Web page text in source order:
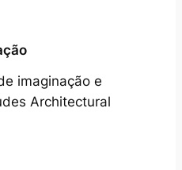
imaginação e
Architectural